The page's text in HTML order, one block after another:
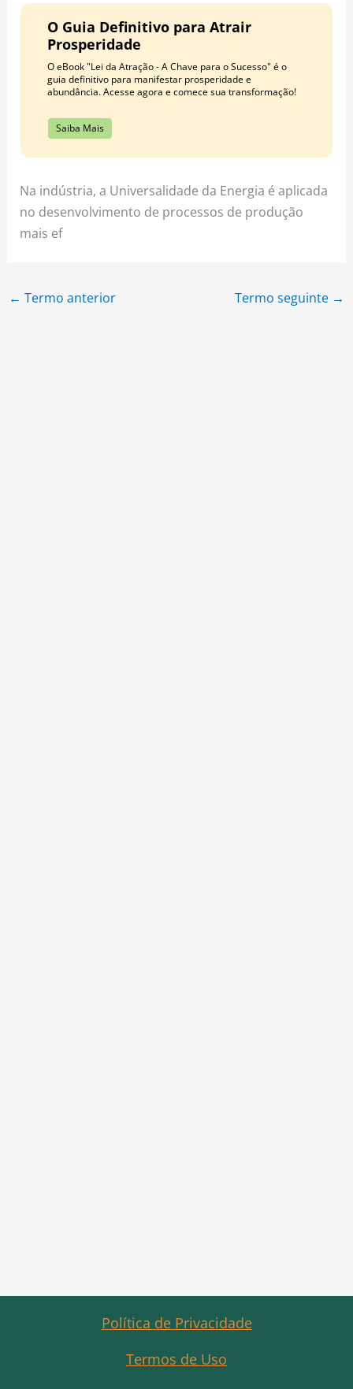
O Guia Definitivo para Atrair
Prosperidade
O eBook "Lei da Atração - A Chave para o Sucesso" é o
guia definitivo para manifestar prosperidade e
abundância. Acesse agora e comece sua transformação!
Saiba Mais
Na indústria, a Universalidade da Energia é aplicada
no desenvolvimento de processos de produção
mais ef
← Termo anterior Termo seguinte →
Política de Privacidade
Termos de Uso